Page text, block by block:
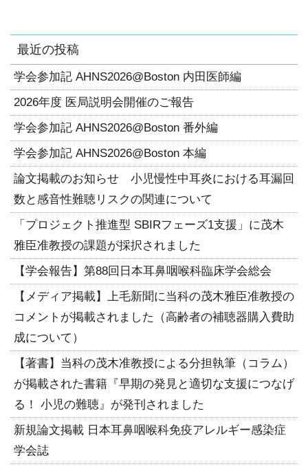
最近の投稿
学会参加記 AHNS2026@Boston 内田医師編
2026年度 医局説明会開催のご報告
学会参加記 AHNS2026@Boston 番外編
学会参加記 AHNS2026@Boston 本編
論文掲載のお知らせ 小児慢性中耳炎における耳漏回
数と感音性難聴リスクの関連について
「プロジェクト推進型 SBIRフェーズ1支援」に茂木
雅臣准教授の課題が採択されました
【学会報告】第88回日本耳鼻咽喉科臨床学会総会
【メディア掲載】上毛新聞に当科の茂木雅臣准教授の
コメントが掲載されました（高齢者の補聴器購入費助
成について）
【著書】当科の茂木准教授による分担執筆（コラム）
が掲載された書籍『早期の発見と適切な支援につなげ
る！ 小児の難聴』が発刊されました
新規論文掲載 日本耳鼻咽喉科免疫アレルギー感染症
学会誌